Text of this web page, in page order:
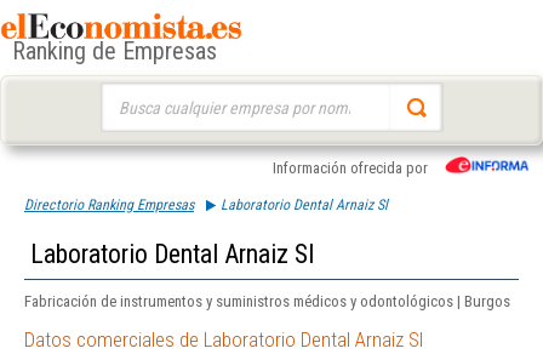
Ranking de Empresas
Información ofrecida por
Directorio Ranking Empresas Laboratorio Dental Arnaiz Sl
Laboratorio Dental Arnaiz Sl
Fabricación de instrumentos y suministros médicos y odontológicos | Burgos
Datos comerciales de Laboratorio Dental Arnaiz Sl